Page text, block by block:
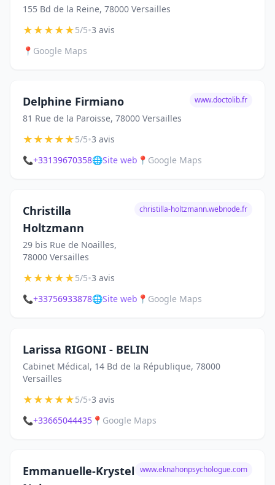
155 Bd de la Reine, 78000 Versailles
★★★★★5/5•3 avis
📍 Google Maps
Delphine Firmiano
81 Rue de la Paroisse, 78000 Versailles
www.doctolib.fr
★★★★★5/5•3 avis
📞+33139670358🌐Site web 📍 Google Maps
Christilla
Holtzmann
29 bis Rue de Noailles,
78000 Versailles
christilla-holtzmann.webnode.fr
★★★★★5/5•3 avis
📞+33756933878🌐Site web 📍 Google Maps
Larissa RIGONI - BELIN
Cabinet Médical, 14 Bd de la République, 78000
Versailles
★★★★★5/5•3 avis
📞+33665044435 📍 Google Maps
Emmanuelle-Krystel www.eknahonpsychologue.com